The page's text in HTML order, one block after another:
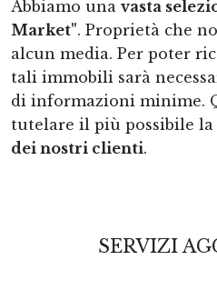
Abbiamo una vasta
Market". Proprietà che
alcun media. Per poter
tali immobili sarà
di informazioni minime.
tutelare il più possibile la
dei nostri clienti.
SERVIZI